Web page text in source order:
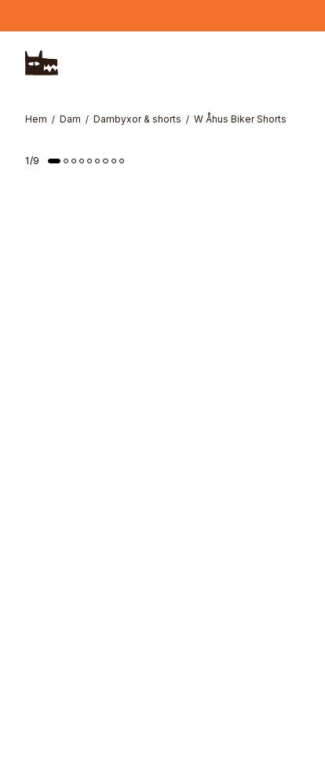
Hem Dam Dambyxor & shorts W Åhus Biker Shorts
1/9